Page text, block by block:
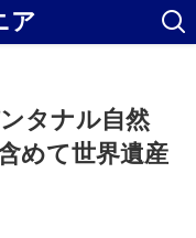
ア
タナル自然
めて世界遺産